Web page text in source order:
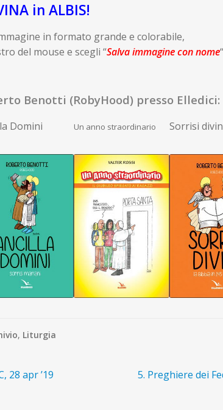
in ALBIS!
in formato grande e colorabile,
del mouse e scegli “Salva immagine con nome“
Benotti (RobyHood) presso Elledici:
Domini Un anno straordinario Sorrisi
, Liturgia
28 apr ’19
Articolo
5. Preghiere dei